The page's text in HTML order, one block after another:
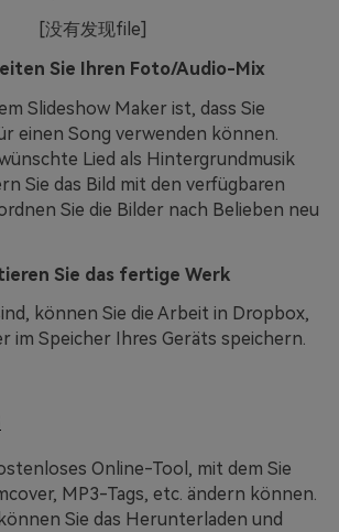
[没有发现file]
Sie Ihren Foto/Audio-Mix
Slideshow Maker ist, dass Sie
einen Song verwenden können.
Lied als Hintergrundmusik
Sie das Bild mit den verfügbaren
Sie die Bilder nach Belieben neu
Sie das fertige Werk
können Sie die Arbeit in Dropbox,
im Speicher Ihres Geräts speichern.
Online-Tool, mit dem Sie
MP3-Tags, etc. ändern können.
Sie das Herunterladen und